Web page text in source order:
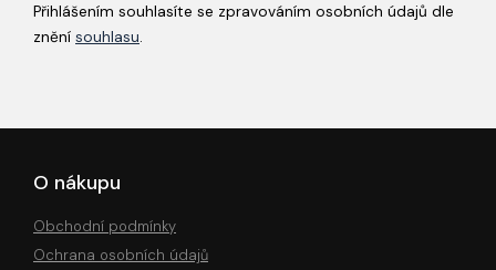
Přihlášením souhlasíte se zpravováním osobních údajů dle
znění souhlasu.
O nákupu
Obchodní podmínky
Ochrana osobních údajů